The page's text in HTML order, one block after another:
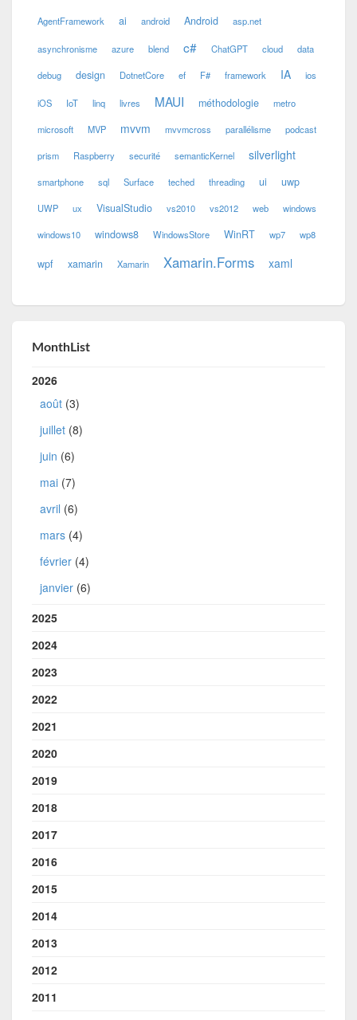
AgentFramework ai android Android asp.net
asynchronisme azure blend c# ChatGPT cloud data
debug design DotnetCore ef F# framework IA ios
iOS IoT linq livres MAUI méthodologie metro
microsoft MVP mvvm mvvmcross parallélisme podcast
prism Raspberry securité semanticKernel silverlight
smartphone sql Surface teched threading ui uwp
UWP ux VisualStudio vs2010 vs2012 web windows
windows10 windows8 WindowsStore WinRT wp7 wp8
wpf xamarin Xamarin Xamarin.Forms xaml
MonthList
2026
août (3)
juillet (8)
juin (6)
mai (7)
avril (6)
mars (4)
février (4)
janvier (6)
2025
2024
2023
2022
2021
2020
2019
2018
2017
2016
2015
2014
2013
2012
2011